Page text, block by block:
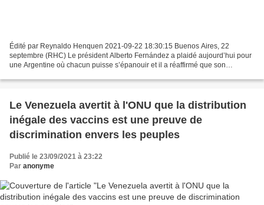
Édité par Reynaldo Henquen 2021-09-22 18:30:15 Buenos Aires, 22
septembre (RHC) Le président Alberto Fernández a plaidé aujourd’hui pour
une Argentine où chacun puisse s’épanouir et il a réaffirmé que son
Le Venezuela avertit à l'ONU que la distribution
inégale des vaccins est une preuve de
discrimination envers les peuples
Publié le 23/09/2021 à 23:22
Par anonyme